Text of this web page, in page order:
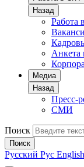
Назад
Работа
Анкета
Медиа
Назад
Пресс-
СМИ
Поиск
Поиск
Русский Рус English